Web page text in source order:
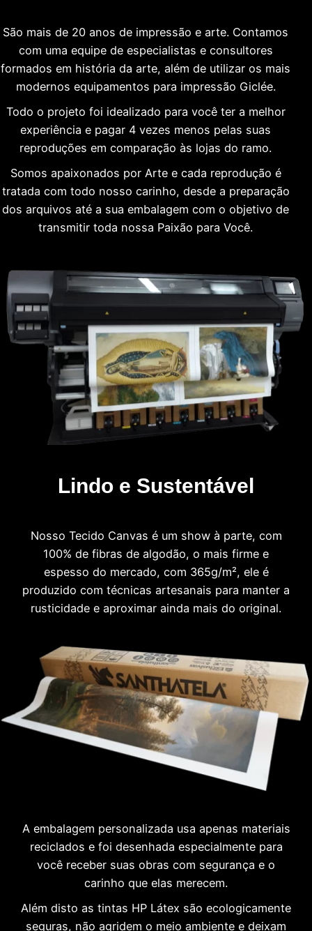
São mais de 20 anos de impressão e arte. Contamos
com uma equipe de especialistas e consultores
formados em história da arte, além de utilizar os mais
modernos equipamentos para impressão Giclée.
Todo o projeto foi idealizado para você ter a melhor
experiência e pagar 4 vezes menos pelas suas
reproduções em comparação às lojas do ramo.
Somos apaixonados por Arte e cada reprodução é
tratada com todo nosso carinho, desde a preparação
dos arquivos até a sua embalagem com o objetivo de
transmitir toda nossa Paixão para Você.
Lindo e Sustentável
Nosso Tecido Canvas é um show à parte, com
100% de fibras de algodão, o mais firme e
espesso do mercado, com 365g/m², ele é
produzido com técnicas artesanais para manter a
rusticidade e aproximar ainda mais do original.
A embalagem personalizada usa apenas materiais
reciclados e foi desenhada especialmente para
você receber suas obras com segurança e o
carinho que elas merecem.
Além disto as tintas HP Látex são ecologicamente
seguras, não agridem o meio ambiente e deixam